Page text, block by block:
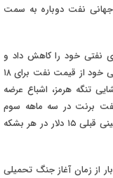
جهانی نفت دوباره به سمت
نفتی خود را کاهش داد و
خطرات اشباع عرضه را برجسته کرد. این بانک پیش‌بینی خود از قیمت نفت برای ۱۸
تنگه هرمز، اشباع عرضه
نفت برنت در سه ماهه سوم
امسال ۷۵ دلار در هر بشکه باشد که نسبت به پیش‌بینی قبلی ۱۵ دلار در هر بشکه
از زمان آغاز جنگ تحمیلی